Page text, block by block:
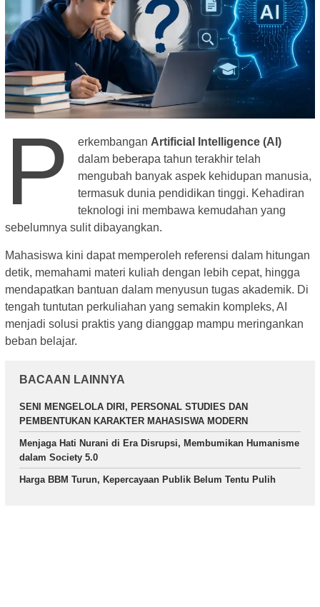
P erkembanganArtificial Intelligence (AI)
dalam beberapa tahun terakhir telah
mengubah banyak aspek kehidupan manusia,
termasuk dunia pendidikan tinggi. Kehadiran
teknologi ini membawa kemudahan yang
sebelumnya sulit dibayangkan.
Mahasiswa kini dapat memperoleh referensi dalam hitungan
detik, memahami materi kuliah dengan lebih cepat, hingga
mendapatkan bantuan dalam menyusun tugas akademik. Di
tengah tuntutan perkuliahan yang semakin kompleks, AI
menjadi solusi praktis yang dianggap mampu meringankan
beban belajar.
BACAAN LAINNYA
SENI MENGELOLA DIRI, PERSONAL STUDIES DAN
PEMBENTUKAN KARAKTER MAHASISWA MODERN
Menjaga Hati Nurani di Era Disrupsi, Membumikan Humanisme
dalam Society 5.0
Harga BBM Turun, Kepercayaan Publik Belum Tentu Pulih